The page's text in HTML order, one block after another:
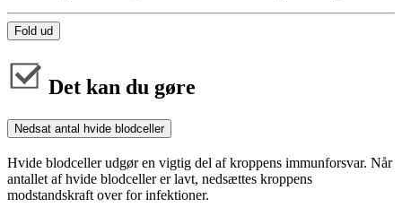
Fold ud
Det kan du gøre
Nedsat antal hvide blodceller
Hvide blodceller udgør en vigtig del af kroppens immunforsvar. Når
antallet af hvide blodceller er lavt, nedsættes kroppens
modstandskraft over for infektioner.